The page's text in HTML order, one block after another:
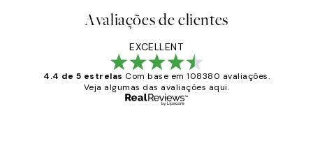
Avaliações de clientes
EXCELLENT
4.4 de 5 estrelas Com base em 108380 avaliações.
Veja algumas das avaliações aqui.